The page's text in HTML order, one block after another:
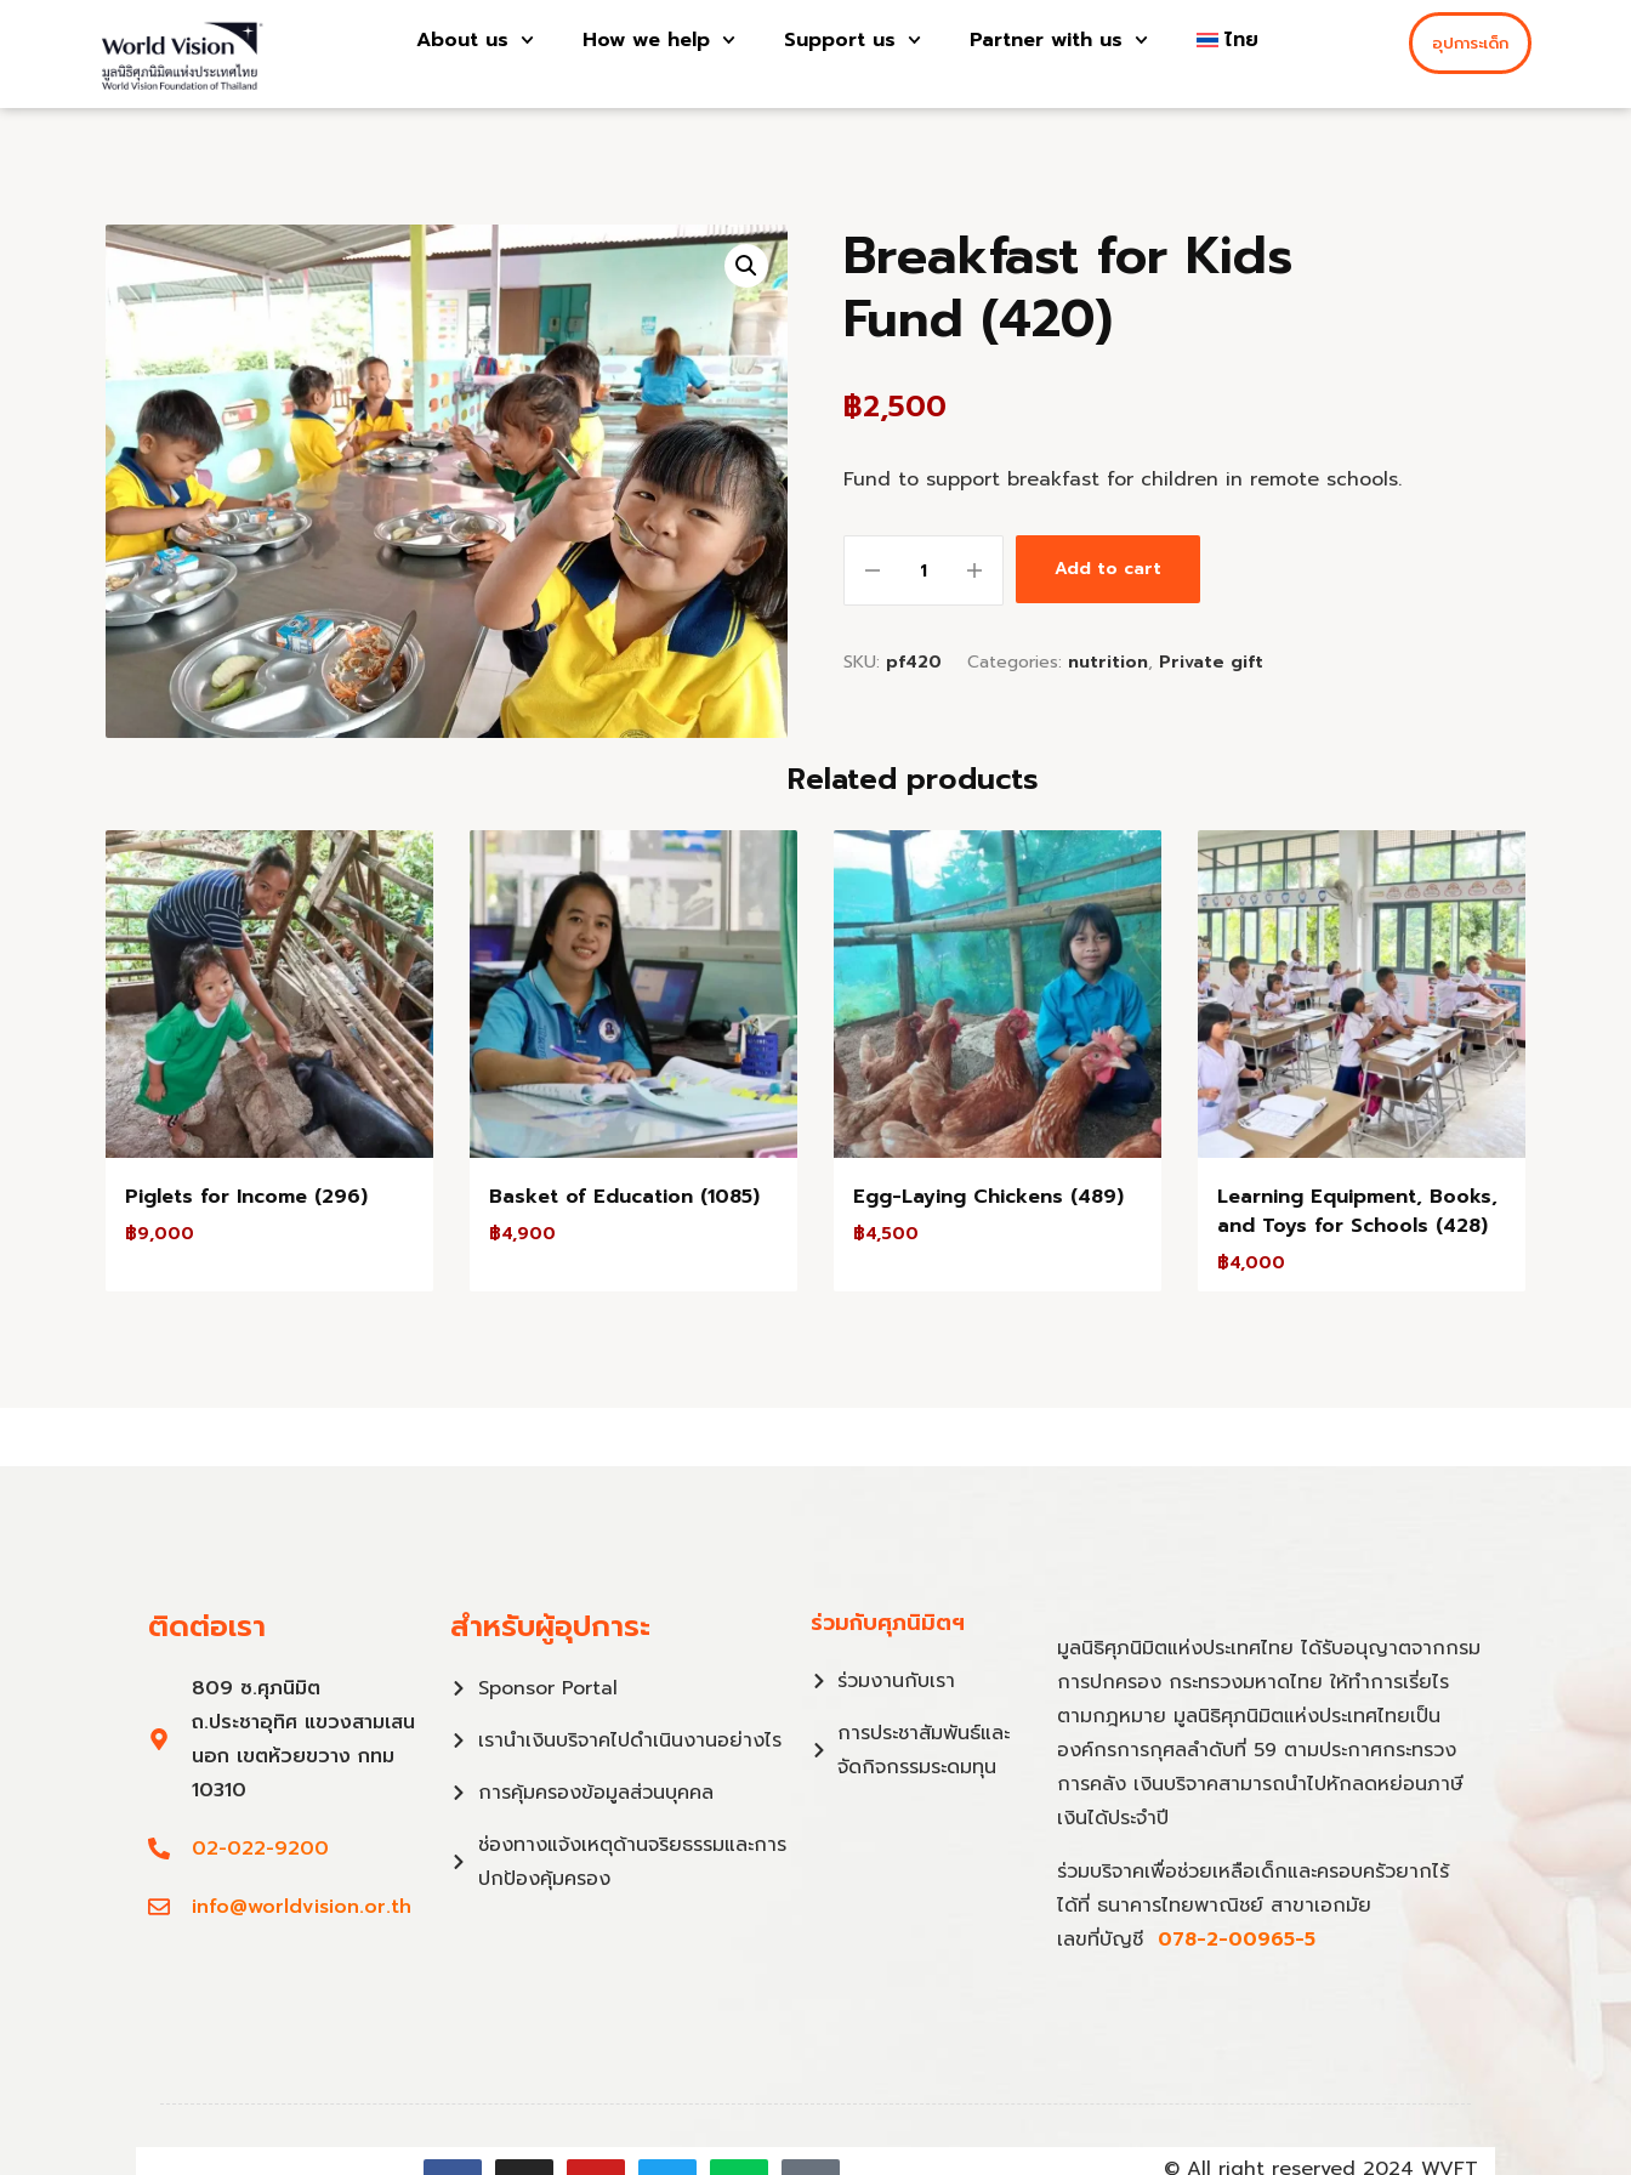
About us How we help Support us Partner with us ไทย อุปการะเด็ก
Breakfast for Kids
Fund (420)
฿2,500
Fund to support breakfast for children in remote schools.
Add to cart
SKU: pf420 Categories: nutrition, Private gift
Related products
Piglets for Income (296)
฿9,000
Basket of Education (1085)
฿4,900
Egg-Laying Chickens (489)
฿4,500
Learning Equipment, Books,
and Toys for Schools (428)
฿4,000
ติดต่อเรา
809 ซ.ศุภนิมิต
ถ.ประชาอุทิศ แขวงสามเสน
นอก เขตห้วยขวาง กทม
10310
02-022-9200
info@worldvision.or.th
สำหรับผู้อุปการะ
Sponsor Portal
เรานำเงินบริจาคไปดำเนินงานอย่างไร
การคุ้มครองข้อมูลส่วนบุคคล
ช่องทางแจ้งเหตุด้านจริยธรรมและการ
ปกป้องคุ้มครอง
ร่วมกับศุภนิมิตฯ
ร่วมงานกับเรา
การประชาสัมพันธ์และ
จัดกิจกรรมระดมทุน
มูลนิธิศุภนิมิตแห่งประเทศไทย ได้รับอนุญาตจากกรม
การปกครอง กระทรวงมหาดไทย ให้ทำการเรี่ยไร
ตามกฎหมาย มูลนิธิศุภนิมิตแห่งประเทศไทยเป็น
องค์กรการกุศลลำดับที่ 59 ตามประกาศกระทรวง
การคลัง เงินบริจาคสามารถนำไปหักลดหย่อนภาษี
เงินได้ประจำปี
ร่วมบริจาคเพื่อช่วยเหลือเด็กและครอบครัวยากไร้
ได้ที่ ธนาคารไทยพาณิชย์ สาขาเอกมัย
เลขที่บัญชี 078-2-00965-5
© All right reserved 2024 WVFT